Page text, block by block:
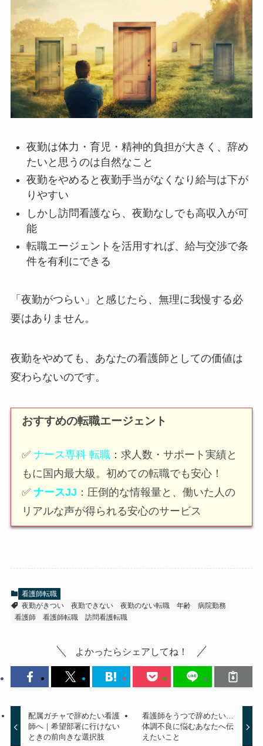
夜勤は体力・育児・精神的負担が大きく、辞め
たいと思うのは自然なこと
夜勤をやめると夜勤手当がなくなり給与は下が
りやすい
しかし訪問看護なら、夜勤なしでも高収入が可
能
転職エージェントを活用すれば、給与交渉で条
件を有利にできる
「夜勤がつらい」と感じたら、無理に我慢する必
要はありません。
夜勤をやめても、あなたの看護師としての価値は
変わらないのです。
おすすめの転職エージェント
✅ ナース専科 転職：求人数・サポート実績と
もに国内最大級。初めての転職でも安心！
✅ ナースJJ ：圧倒的な情報量と、働いた人の
リアルな声が得られる安心のサービス
看護師転職
夜勤がきつい
夜勤できない 夜勤のない転職 年齢
病院勤務
看護師
看護師転職 訪問看護転職
よかったらシェアしてね！
配属ガチャで辞めたい看護
師へ｜希望部署に行けない
ときの前向きな選択肢
看護師をうつで辞めたい…
体調不良に悩むあなたへ伝
えたいこと